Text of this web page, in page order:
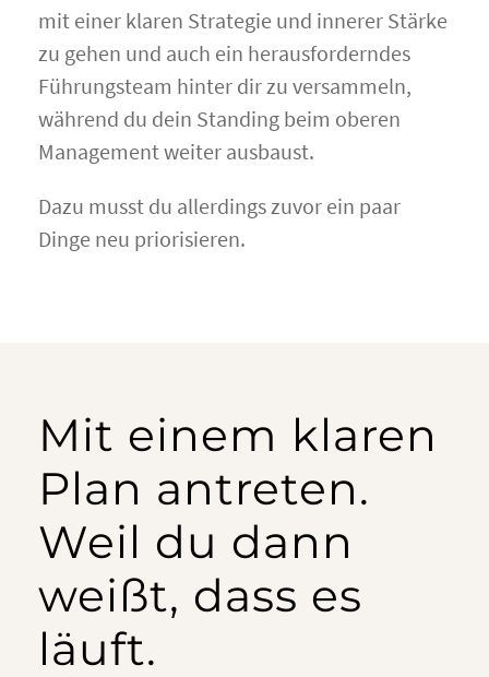
mit einer klaren Strategie und innerer Stärke
zu gehen und auch ein herausforderndes
Führungsteam hinter dir zu versammeln,
während du dein Standing beim oberen
Management weiter ausbaust.
Dazu musst du allerdings zuvor ein paar
Dinge neu priorisieren.
Mit einem klaren
Plan antreten.
Weil du dann
weißt, dass es
läuft.